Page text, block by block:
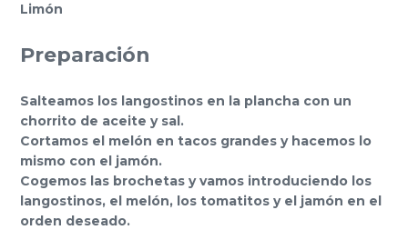
Limón
Preparación
Salteamos los langostinos en la plancha con un
chorrito de aceite y sal.
Cortamos el melón en tacos grandes y hacemos lo
mismo con el jamón.
Cogemos las brochetas y vamos introduciendo los
langostinos, el melón, los tomatitos y el jamón en el
orden deseado.